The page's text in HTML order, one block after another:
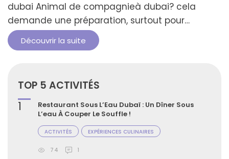
dubai Animal de compagnieà dubai? cela
demande une préparation, surtout pour
déménager à Dubaï. Les défis incluent les
réglementations sur l'importation, l'adaptation
organisation, Dubaï peut être très accueillante
pour vos compagnons à quatre pattes. La clé …
Découvrir la suite
TOP 5 ACTIVITÉS
1
Restaurant Sous L’Eau Dubaï : Un Dîner Sous
L’eau À Couper Le Souffle !
ACTIVITÉS EXPÉRIENCES CULINAIRES
74 1